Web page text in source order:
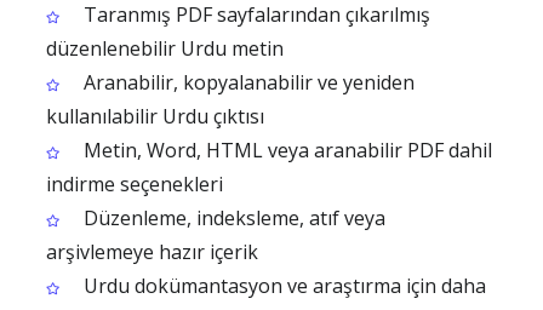
Taranmış PDF sayfalarından çıkarılmış
düzenlenebilir Urdu metin
Aranabilir, kopyalanabilir ve yeniden
kullanılabilir Urdu çıktısı
Metin, Word, HTML veya aranabilir PDF dahil
indirme seçenekleri
Düzenleme, indeksleme, atıf veya
arşivlemeye hazır içerik
Urdu dokümantasyon ve araştırma için daha